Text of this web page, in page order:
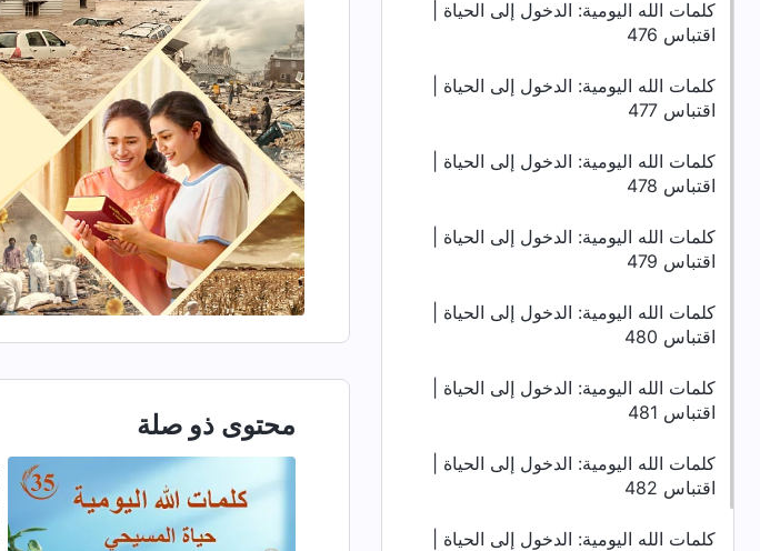
كلمات الله اليومية: الدخول إلى الحياة |
اقتباس 476
كلمات الله اليومية: الدخول إلى الحياة |
اقتباس 477
كلمات الله اليومية: الدخول إلى الحياة |
اقتباس 478
كلمات الله اليومية: الدخول إلى الحياة |
اقتباس 479
كلمات الله اليومية: الدخول إلى الحياة |
اقتباس 480
كلمات الله اليومية: الدخول إلى الحياة |
اقتباس 481
كلمات الله اليومية: الدخول إلى الحياة |
اقتباس 482
كلمات الله اليومية: الدخول إلى الحياة |
محتوى ذو صلة